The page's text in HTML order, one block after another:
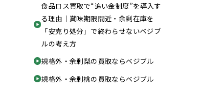
食品ロス買取で“追い金制度”を導入す
る理由｜賞味期限間近・余剰在庫を
「安売り処分」で終わらせないベジブ
ルの考え方
規格外・余剰梨の買取ならベジブル
規格外・余剰桃の買取ならベジブル